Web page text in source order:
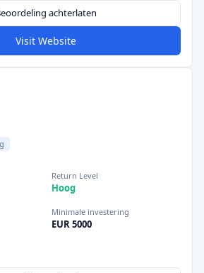
achterlaten
Visit Website
Return Level
Hoog
Minimale investering
EUR 5000